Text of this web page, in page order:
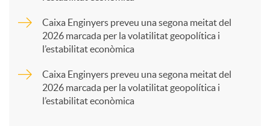
Caixa Enginyers preveu una segona meitat del
2026 marcada per la volatilitat geopolítica i
l’estabilitat econòmica
Caixa Enginyers preveu una segona meitat del
2026 marcada per la volatilitat geopolítica i
l’estabilitat econòmica